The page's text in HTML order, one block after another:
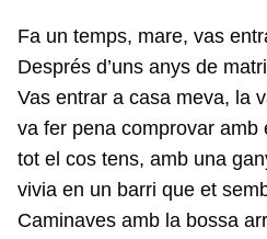
Fa un temps, mare, vas
Després d’uns anys de
Vas entrar a casa meva, la
va fer pena comprovar
tot el cos tens, amb una
vivia en un barri que et
Caminaves amb la bossa